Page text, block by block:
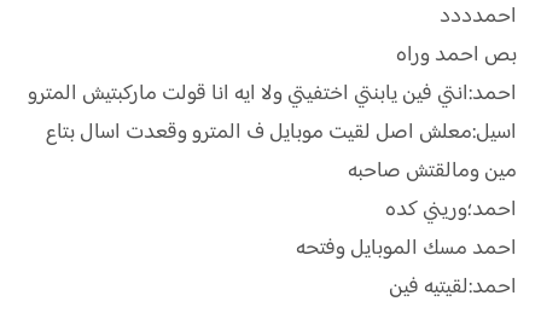
احمدددد
بص احمد وراه
احمد:انتي فين يابنتي اختفيتي ولا ايه انا قولت ماركبتيش المترو
اسيل:معلش اصل لقيت موبايل ف المترو وقعدت اسال بتاع
مين ومالقتش صاحبه
احمد؛وريني كده
احمد مسك الموبايل وفتحه
احمد:لقيتيه فين